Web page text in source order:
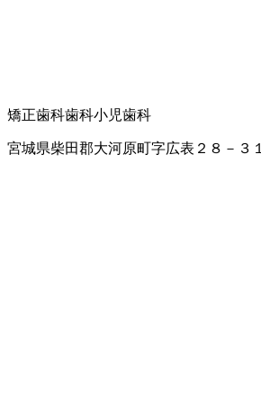
矯正歯科歯科小児歯科
宮城県柴田郡大河原町字広表２８－３１